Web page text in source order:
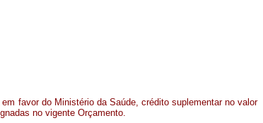
favor do Ministério da Saúde, crédito suplementar no valor
no vigente Orçamento.